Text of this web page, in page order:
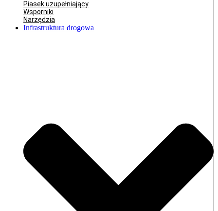
Piasek uzupełniający
Wsporniki
Narzędzia
Infrastruktura drogowa